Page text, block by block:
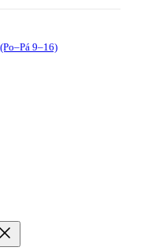
(Po–Pá 9–16)